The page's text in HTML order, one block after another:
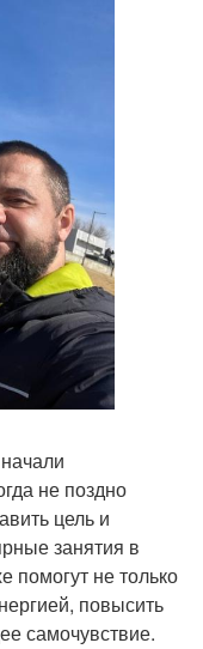
не поздно
цель и
занятия в
помогут не только
повысить
самочувствие.